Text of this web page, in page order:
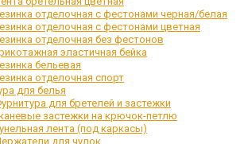
отделочная с фестонами черная/белая
отделочная с фестонами цветная
отделочная без фестонов
эластичная бейка
бельевая
отделочная спорт
для белья
для бретелей и застежки
застежки на крючок-петлю
лента (под каркасы)
для чулок